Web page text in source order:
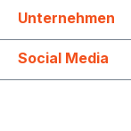
Unternehmen
Social Media